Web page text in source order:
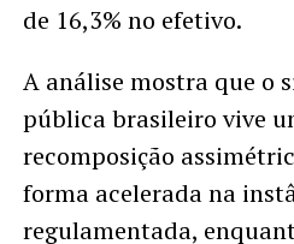
de 16,3% no efetivo.
A análise mostra que o
pública brasileiro vive
recomposição
forma acelerada na
regulamentada,